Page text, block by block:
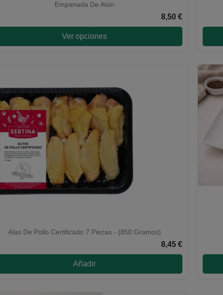
Empanada De Atún
8,50 €
Ver opciones
Alas De Pollo Certificado 7 Piezas - (850 Gramos)
8,45 €
Añadir